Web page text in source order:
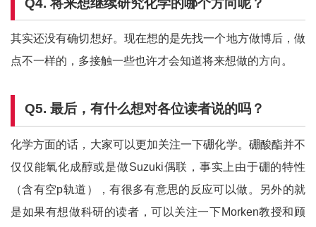
其实还没有确切想好。现在想的是先找一个地方做博后，做
点不一样的，多接触一些也许才会知道将来想做的方向。
Q5. 最后，有什么想对各位读者说的吗？
化学方面的话，大家可以更加关注一下硼化学。硼酸酯并不
仅仅能氧化成醇或是做Suzuki偶联，事实上由于硼的特性
（含有空p轨道），有很多有意思的反应可以做。另外的就
是如果有想做科研的读者，可以关注一下Morken教授和顾